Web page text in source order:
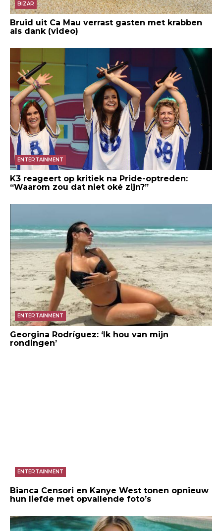
BIZAR
Bruid uit Ca Mau verrast gasten met krabben
als dank (video)
ENTERTAINMENT
K3 reageert op kritiek na Pride-optreden:
“Waarom zou dat niet oké zijn?”
ENTERTAINMENT
Georgina Rodríguez: ‘Ik hou van mijn
rondingen’
ENTERTAINMENT
Bianca Censori en Kanye West tonen opnieuw
hun liefde met opvallende foto’s